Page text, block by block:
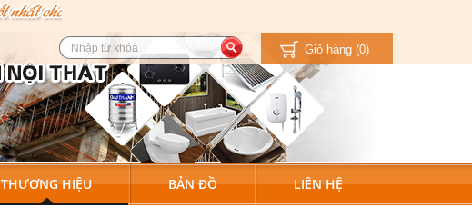
Giỏ hàng (0)
THƯƠNG HIỆU BẢN ĐỒ LIÊN HỆ